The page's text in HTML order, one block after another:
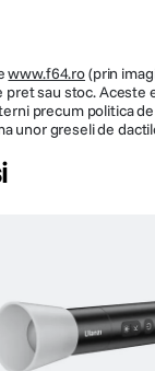
www.f64.ro(prin
sau stoc.
precum politica
unor greseli de